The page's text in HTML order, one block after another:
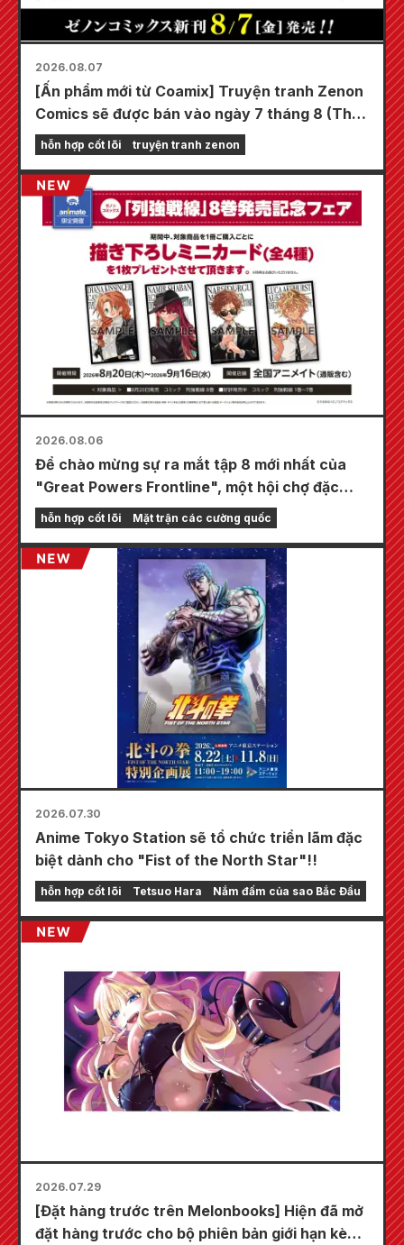
2026.08.07
[Ấn phẩm mới từ Coamix] Truyện tranh Zenon
Comics sẽ được bán vào ngày 7 tháng 8 (Thứ
Sáu)!
hỗn hợp cốt lõi truyện tranh zenon
2026.08.06
Để chào mừng sự ra mắt tập 8 mới nhất của
"Great Powers Frontline", một hội chợ đặc
biệt sẽ được tổ chức tại các cửa hàng
Animate trên toàn quốc bắt đầu từ ngày 20
tháng 8, nơi bạn có thể nhận được một tấm
thẻ mini được vẽ đặc biệt (tổng cộng 4 loại)!
hỗn hợp cốt lõi Mặt trận các cường quốc
2026.07.30
Anime Tokyo Station sẽ tổ chức triển lãm đặc
biệt dành cho "Fist of the North Star"!!
hỗn hợp cốt lõi Tetsuo Hara Nắm đấm của sao Bắc Đẩu
2026.07.29
[Đặt hàng trước trên Melonbooks] Hiện đã mở
đặt hàng trước cho bộ phiên bản giới hạn kèm